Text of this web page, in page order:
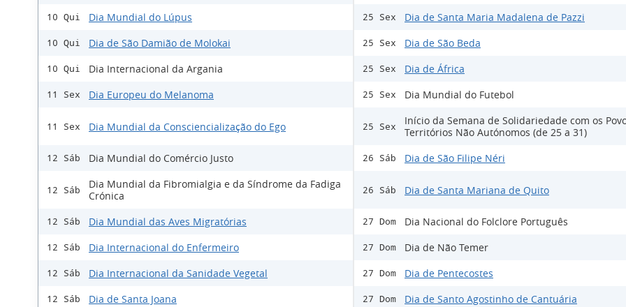
10 Qui Dia Mundial do Lúpus
10 Qui Dia de São Damião de Molokai
10 Qui Dia Internacional da Argania
11 Sex Dia Europeu do Melanoma
11 Sex Dia Mundial da Consciencialização do Ego
12 Sáb Dia Mundial do Comércio Justo
12 Sáb
Dia Mundial da Fibromialgia e da Síndrome da Fadiga
Crónica
12 Sáb Dia Mundial das Aves Migratórias
12 Sáb Dia Internacional do Enfermeiro
12 Sáb Dia Internacional da Sanidade Vegetal
12 Sáb Dia de Santa Joana
25 Sex Dia de Santa Maria Madalena de Pazzi
25 Sex Dia de São Beda
25 Sex Dia de África
25 Sex Dia Mundial do Futebol
25 Sex
Início da Semana de Solidariedade com os
Territórios Não Autónomos (de 25 a 31)
26 Sáb Dia de São Filipe Néri
26 Sáb Dia de Santa Mariana de Quito
27 Dom Dia Nacional do Folclore Português
27 Dom Dia de Não Temer
27 Dom Dia de Pentecostes
27 Dom Dia de Santo Agostinho de Cantuária